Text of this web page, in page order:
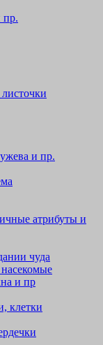
пр.
и пр.
атрибуты и
чуда
и пр
клетки